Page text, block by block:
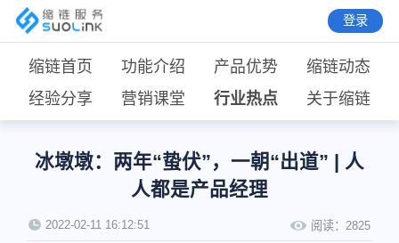
登录
缩链首页 功能介绍 产品优势
缩链动态
经验分享
营销课堂 行业热点 关于缩链
冰墩墩：两年“蛰伏”，一朝“出道” | 人
人都是产品经理
2022-02-11 16:12:51 阅读： 2825